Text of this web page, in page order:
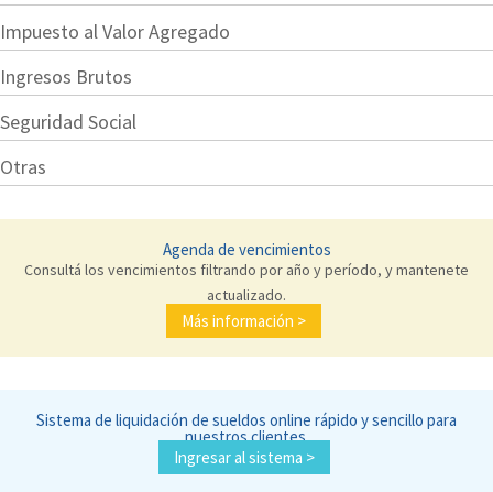
Impuesto al Valor Agregado
Ingresos Brutos
Seguridad Social
Otras
Agenda de vencimientos
Consultá los vencimientos filtrando por año y período, y mantenete
actualizado.
Más información >
Sistema de liquidación de sueldos online rápido y sencillo para
nuestros clientes.
Ingresar al sistema >